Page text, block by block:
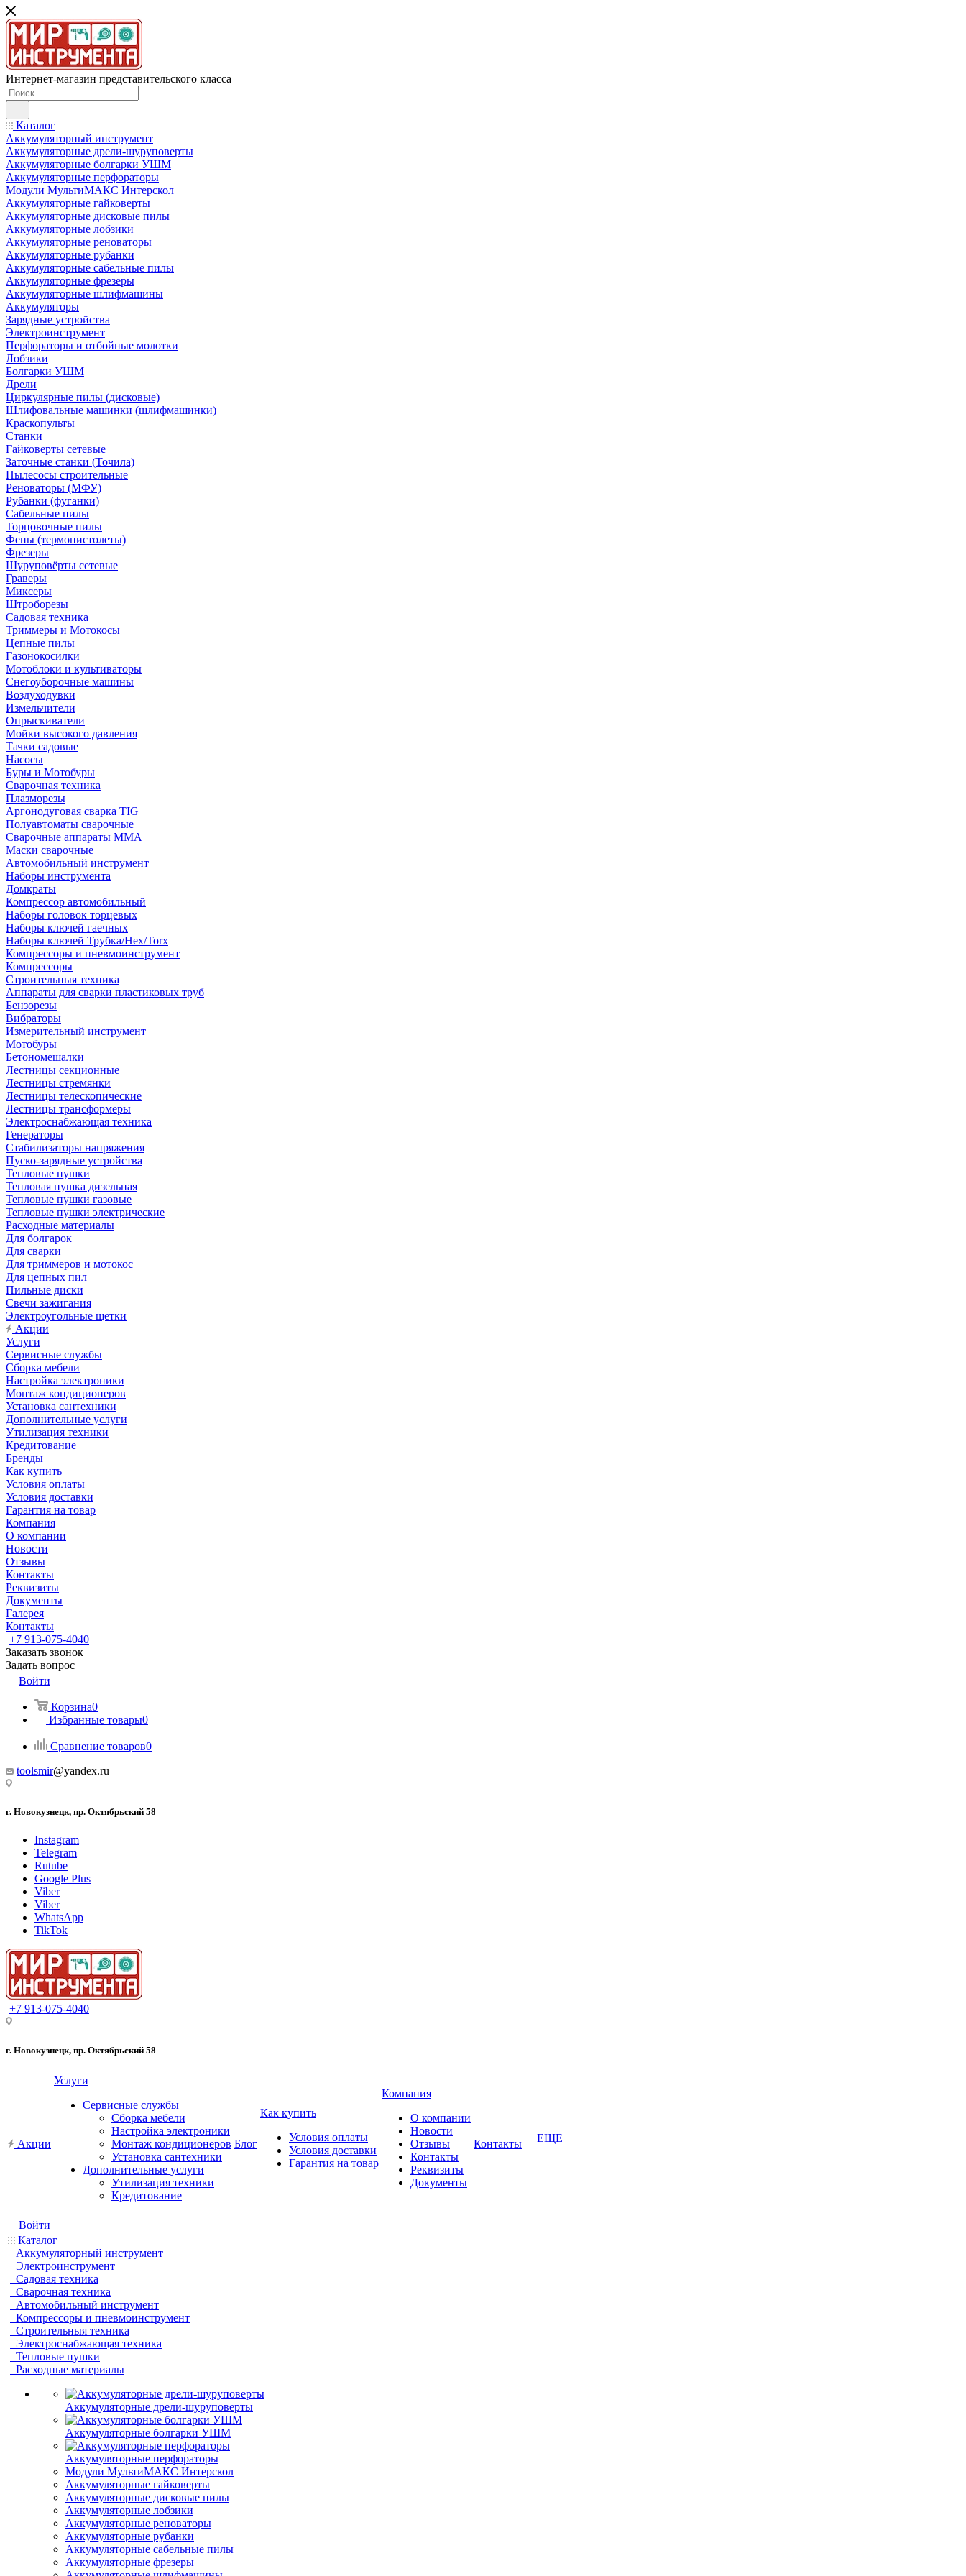
Интернет-магазин представительского класса
Каталог
Аккумуляторный инструмент
Аккумуляторные дрели-шуруповерты
Аккумуляторные болгарки УШМ
Аккумуляторные перфораторы
Модули МультиМАКС Интерскол
Аккумуляторные гайковерты
Аккумуляторные дисковые пилы
Аккумуляторные лобзики
Аккумуляторные реноваторы
Аккумуляторные рубанки
Аккумуляторные сабельные пилы
Аккумуляторные фрезеры
Аккумуляторные шлифмашины
Аккумуляторы
Зарядные устройства
Электроинструмент
Перфораторы и отбойные молотки
Лобзики
Болгарки УШМ
Дрели
Циркулярные пилы (дисковые)
Шлифовальные машинки (шлифмашинки)
Краскопульты
Станки
Гайковерты сетевые
Заточные станки (Точила)
Пылесосы строительные
Реноваторы (МФУ)
Рубанки (фуганки)
Сабельные пилы
Торцовочные пилы
Фены (термопистолеты)
Фрезеры
Шуруповёрты сетевые
Граверы
Миксеры
Штроборезы
Садовая техника
Триммеры и Мотокосы
Цепные пилы
Газонокосилки
Мотоблоки и культиваторы
Снегоуборочные машины
Воздуходувки
Измельчители
Опрыскиватели
Мойки высокого давления
Тачки садовые
Насосы
Буры и Мотобуры
Сварочная техника
Плазморезы
Аргонодуговая сварка TIG
Полуавтоматы сварочные
Сварочные аппараты ММА
Маски сварочные
Автомобильный инструмент
Наборы инструмента
Домкраты
Компрессор автомобильный
Наборы головок торцевых
Наборы ключей гаечных
Наборы ключей Трубка/Hex/Torx
Компрессоры и пневмоинструмент
Компрессоры
Строительныя техника
Аппараты для сварки пластиковых труб
Бензорезы
Вибраторы
Измерительный инструмент
Мотобуры
Бетономешалки
Лестницы секционные
Лестницы стремянки
Лестницы телескопические
Лестницы трансформеры
Электроснабжающая техника
Генераторы
Стабилизаторы напряжения
Пуско-зарядные устройства
Тепловые пушки
Тепловая пушка дизельная
Тепловые пушки газовые
Тепловые пушки электрические
Расходные материалы
Для болгарок
Для сварки
Для триммеров и мотокос
Для цепных пил
Пильные диски
Свечи зажигания
Электроугольные щетки
Акции
Услуги
Сервисные службы
Сборка мебели
Настройка электроники
Монтаж кондиционеров
Установка сантехники
Дополнительные услуги
Утилизация техники
Кредитование
Бренды
Как купить
Условия оплаты
Условия доставки
Гарантия на товар
Компания
О компании
Новости
Отзывы
Контакты
Реквизиты
Документы
Галерея
Контакты
+7 913-075-4040
Заказать звонок
Задать вопрос
Войти
Корзина0
Избранные товары0
Сравнение товаров0
toolsmir@yandex.ru
г. Новокузнецк, пр. Октябрьский 58
Instagram
Telegram
Rutube
Google Plus
Viber
Viber
WhatsApp
TikTok
+7 913-075-4040
г. Новокузнецк, пр. Октябрьский 58
Акции
Услуги
Сервисные службы
Сборка мебели
Настройка электроники
Монтаж кондиционеров
Установка сантехники
Дополнительные услуги
Утилизация техники
Кредитование
Блог
Как купить
Условия оплаты
Условия доставки
Гарантия на товар
Компания
О компании
Новости
Отзывы
Контакты
Реквизиты
Документы
Контакты + ЕЩЕ
Войти
Каталог
Аккумуляторный инструмент
Электроинструмент
Садовая техника
Сварочная техника
Автомобильный инструмент
Компрессоры и пневмоинструмент
Строительныя техника
Электроснабжающая техника
Тепловые пушки
Расходные материалы
Аккумуляторные дрели-шуруповерты
Аккумуляторные болгарки УШМ
Аккумуляторные перфораторы
Модули МультиМАКС Интерскол
Аккумуляторные гайковерты
Аккумуляторные дисковые пилы
Аккумуляторные лобзики
Аккумуляторные реноваторы
Аккумуляторные рубанки
Аккумуляторные сабельные пилы
Аккумуляторные фрезеры